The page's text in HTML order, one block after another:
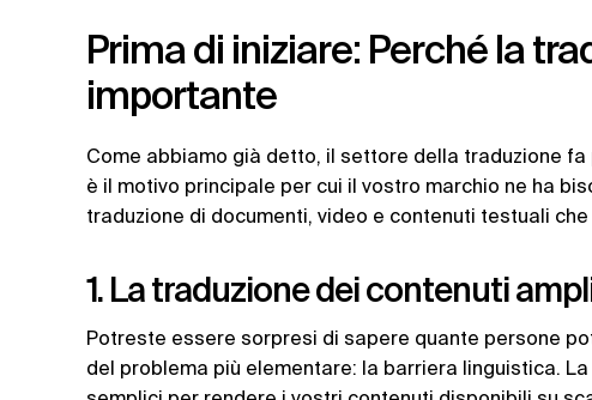
Prima di iniziare: Perché la
importante
Come abbiamo già detto, il settore della traduzione
è il motivo principale per cui il vostro marchio ne ha
traduzione di documenti, video e contenuti testuali
1. La traduzione dei contenuti
Potreste essere sorpresi di sapere quante persone
del problema più elementare: la barriera linguistica.